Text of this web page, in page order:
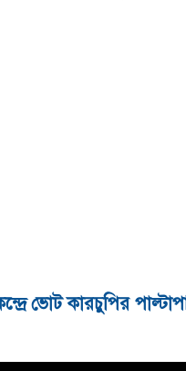
ভোট কারচুপির